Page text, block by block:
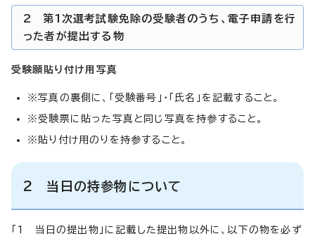
2 第1次選考試験免除の受験者のうち、電子申請を行
った者が提出する物
受験願貼り付け用写真
※写真の裏側に、「受験番号」・「氏名」を記載すること。
※受験票に貼った写真と同じ写真を持参すること。
※貼り付け用のりを持参すること。
2 当日の持参物について
「1 当日の提出物」に記載した提出物以外に、以下の物を必ず